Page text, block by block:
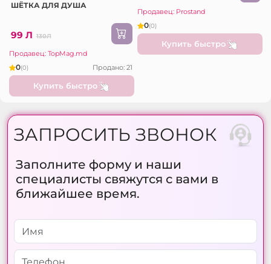
ШЁТКА ДЛЯ ДУША
99 Л 130Л
Продавец: TopMag.md
0(0) Продано: 21
Купить быстро
Продавец: Prostand
0(0)
Купить быстро
ЗАПРОСИТЬ ЗВОНОК
Заполните форму и наши
специалисты свяжутся с вами в
ближайшее время.